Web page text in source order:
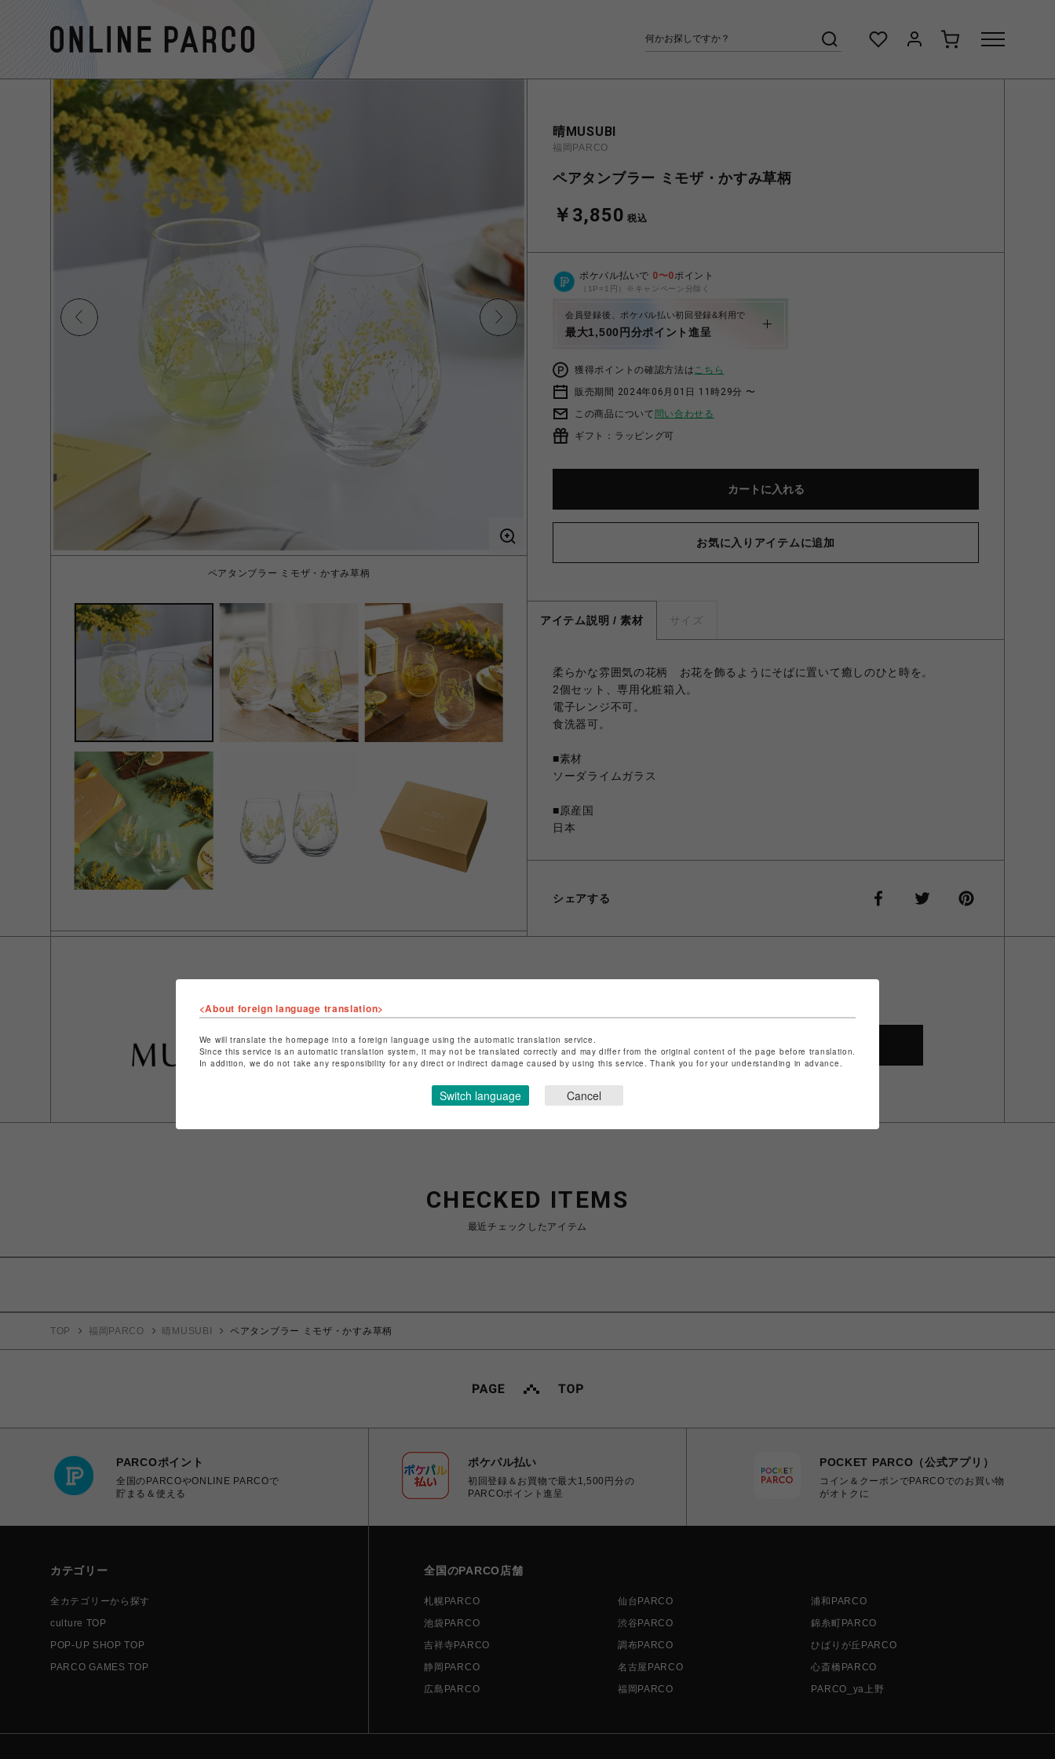
ペアタンブラー ミモザ・かすみ草柄
晴MUSUBI
福岡PARCO
ペアタンブラー ミモザ・かすみ草柄
￥3,850 税込
ポケパル払いで 0〜0ポイント
（1P=1円）※キャンペーン分除く
会員登録後、ポケパル払い初回登録&利用で
最大1,500円分ポイント進呈
獲得ポイントの確認方法はこちら
販売期間 2024年06月01日 11時29分 〜
この商品について 問い合わせる
ギフト：ラッピング可
カートに入れる
お気に入りアイテムに追加
アイテム説明 / 素材 サイズ
柔らかな雰囲気の花柄 お花を飾るようにそばに置いて癒しのひと時を。
2個セット、専用化粧箱入。
電子レンジ不可。
食洗器可。
■素材
ソーダライムガラス
■原産国
日本
シェアする
ショップ名
特定商取引法など法令に基づく表記はこちら
CHECKED ITEMS
最近チェックしたアイテム
TOP 福岡PARCO 晴MUSUBI ペアタンブラー ミモザ・かすみ草柄
PARCOポイント
全国のPARCOやONLINE PARCOで
貯まる＆使える
ポケパル払い
初回登録＆お買物で最大1,500円分の
PARCOポイント進呈
POCKET PARCO（公式アプリ）
コイン＆クーポンでPARCOでのお買い物
がオトクに
カテゴリー
全カテゴリーから探す
culture TOP
POP-UP SHOP TOP
PARCO GAMES TOP
全国のPARCO店舗
札幌PARCO 仙台PARCO
浦和PARCO
池袋PARCO
渋谷PARCO
錦糸町PARCO
吉祥寺PARCO
調布PARCO
ひばりが丘PARCO
静岡PARCO
名古屋PARCO
心斎橋PARCO
広島PARCO
福岡PARCO PARCO_ya上野
<About foreign language translation>
We will translate the homepage into a foreign language using the automatic translation service.
Since this service is an automatic translation system, it may not be translated correctly and may differ from the original content of the page before translation.
In addition, we do not take any responsibility for any direct or indirect damage caused by using this service. Thank you for your understanding in advance.
Switch language Cancel